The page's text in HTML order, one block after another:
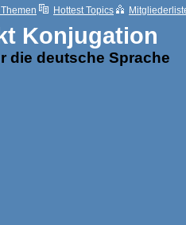
Hottest Topics
Konjugation
die deutsche Sprache